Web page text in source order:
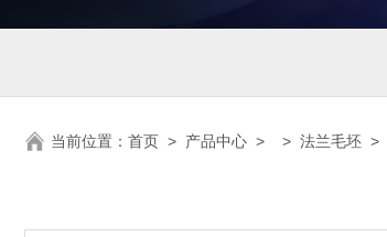
当前位置： 首页 > 产品中心 > > 法兰毛坯 >